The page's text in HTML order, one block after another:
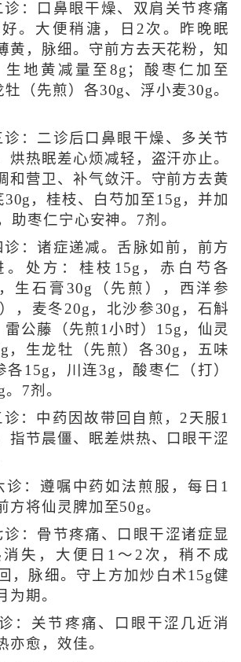
诊：口鼻眼干燥、双肩关节疼痛
。大便稍溏，日2次。昨晚眠
黄，脉细。守前方去天花粉，知
生地黄减量至8g；酸枣仁加至
（先煎）各30g、浮小麦30g。
诊：二诊后口鼻眼干燥、多关节
烘热眠差心烦减轻，盗汗亦止。
和营卫、补气敛汗。守前方去黄
，桂枝、白芍加至15g，并加
助枣仁宁心安神。7剂。
诊：诸症递减。舌脉如前，前方
。处方：桂枝15g，赤白芍各
生石膏30g（先煎），西洋参
，麦冬20g，北沙参30g，石斛
雷公藤（先煎1小时）15g，仙灵
，生龙牡（先煎）各30g，五味
各15g，川连3g，酸枣仁（打）
7剂。
：中药因故带回自煎，2天服1
指节晨僵、眠差烘热、口眼干涩
诊：遵嘱中药如法煎服，每日1
方将仙灵脾加至50g。
诊：骨节疼痛、口眼干涩诸症显
失，大便日1～2次，稍不成
，脉细。守上方加炒白术15g健
为期。
：关节疼痛、口眼干涩几近消
亦愈，效佳。